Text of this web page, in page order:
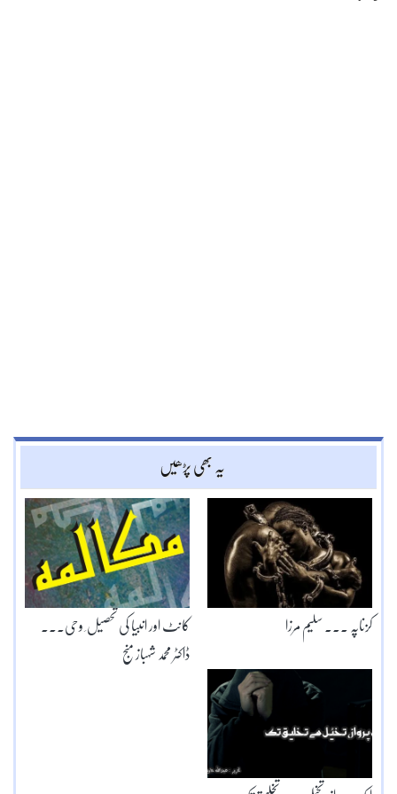
یہ بھی پڑھیں
کانٹ اور انبیا کی تحصیل ِ وحی۔۔۔
ڈاکٹر محمد شہباز منج
کزناپہ ۔۔۔ سلیم مرزا